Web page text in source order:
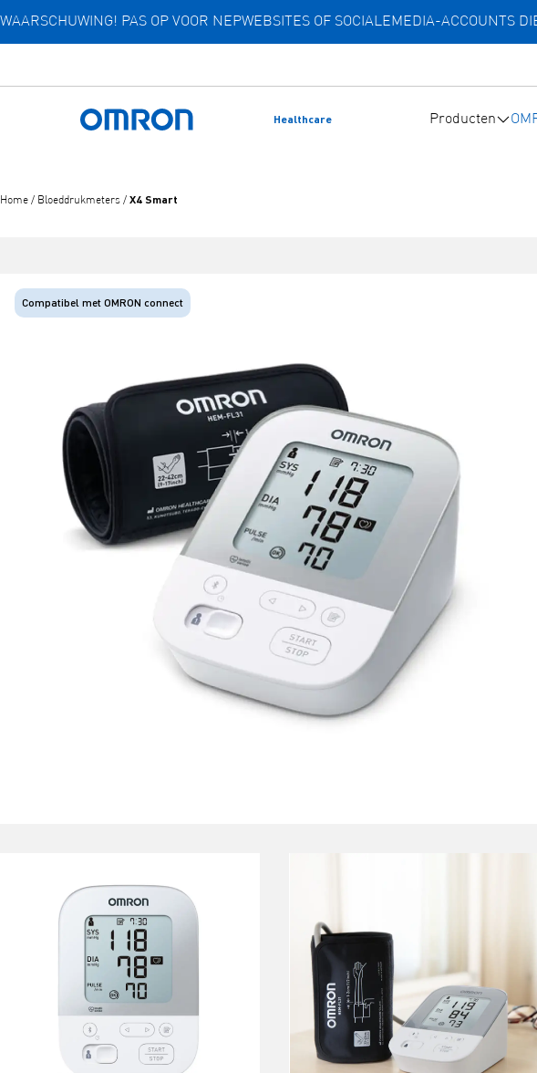
Overslaan
hoofdinhoud
WAARSCHUWING! PAS OP VOOR NEPWEBSITES OF SOCIALEMEDIA-ACCOUNTS
Terug naar home
Healthcare Producten
Home / Bloeddrukmeters / X4 Smart
Compatibel met OMRON connect